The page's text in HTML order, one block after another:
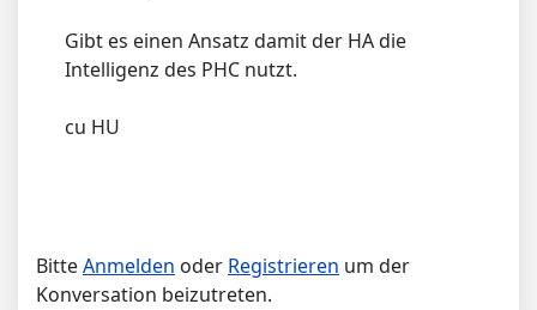
Gibt es einen Ansatz damit der HA die
Intelligenz des PHC nutzt.
cu HU
BitteAnmelden oder Registrieren um der
Konversation beizutreten.